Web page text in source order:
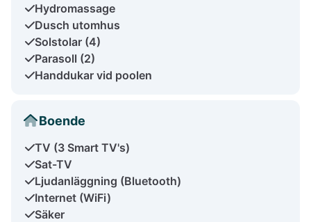
Hydromassage
Dusch utomhus
Solstolar (4)
Parasoll (2)
Handdukar vid poolen
Boende
TV (3 Smart TV's)
Sat-TV
Ljudanläggning (Bluetooth)
Internet (WiFi)
Säker